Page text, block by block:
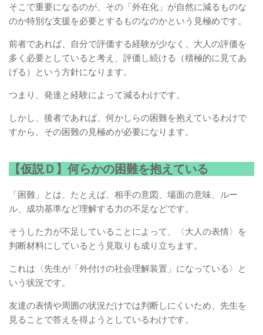
そこで重要になるのが、その「外在化」が自然に減るものな
のか特別な支援を必要とするものなのかという見極めです。
前者であれば、自分で評価する経験が少なく、大人の評価を
多く必要としていると考え、評価し続ける（積極的に見てあ
げる）という方針になります。
つまり、発達と経験によって減るわけです。
しかし、後者であれば、何かしらの困難を抱えているわけで
すから、その困難の見極めが必要になります。
【仮説Ｄ】何らかの困難を抱えている
「困難」とは、たとえば、相手の意図、場面の意味、ルー
ル、成功基準など理解する力の不足などです。
そうした力が不足していることによって、〈大人の表情〉を
判断材料にしているとう見取りも成り立ちます。
これは〈先生が「外付けの社会理解装置」になっている〉と
いう状況です。
友達の表情や周囲の状況だけでは判断しにくいため、先生を
見ることで答えを得ようとしているわけです。